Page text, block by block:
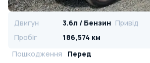
Двигун 3.6л / Бензин Привід
Пробіг
186,574 км
Пошкодження
Перед